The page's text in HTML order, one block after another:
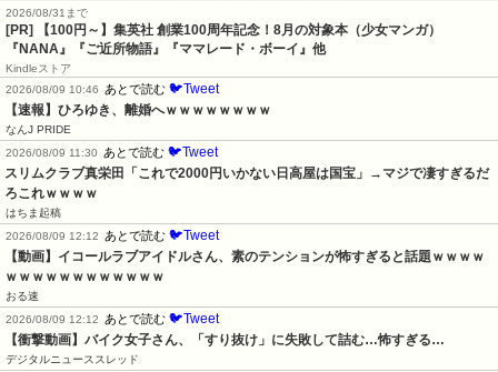
2026/08/31まで
[PR]
【100円～】集英社 創業100周年記念！8月の対象本（少女マンガ）
『NANA』『ご近所物語』『ママレード・ボーイ』他
Kindleストア
2026/08/09 10:46
あとで読む 🐦Tweet
【速報】ひろゆき、離婚へｗｗｗｗｗｗｗｗ
なんJ PRIDE
2026/08/09 11:30
あとで読む 🐦Tweet
スリムクラブ真栄田「これで2000円いかない日高屋は国宝」→マジで凄すぎるだ
ろこれｗｗｗｗ
はちま起稿
2026/08/09 12:12
あとで読む 🐦Tweet
【動画】イコールラブアイドルさん、素のテンションが怖すぎると話題ｗｗｗｗ
ｗｗｗｗｗｗｗｗｗｗｗｗ
おる速
2026/08/09 12:12
あとで読む 🐦Tweet
【衝撃動画】バイク女子さん、「すり抜け」に失敗して詰む…怖すぎる…
デジタルニューススレッド